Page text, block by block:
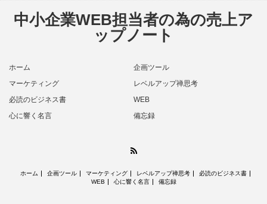
中小企業WEB担当者の為の売上ア
ップノート
ホーム
企画ツール
マーケティング
レベルアップ禅思考
必読のビジネス書
WEB
心に響く名言
備忘録
ホーム 企画ツール マーケティング レベルアップ禅思考
必読のビジネス書
WEB
心に響く名言 備忘録